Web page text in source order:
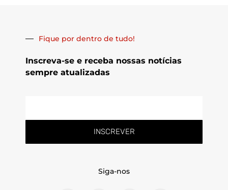
Fique por dentro de tudo!
Inscreva-se e receba nossas notícias
sempre atualizadas
INSCREVER
Siga-nos